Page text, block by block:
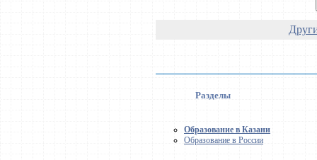
Разделы
Образование в Казани
Образование в России